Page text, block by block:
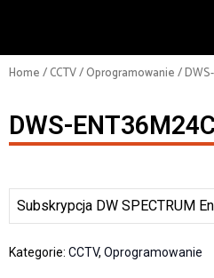
Home/CCTV/Oprogramowanie/
DWS-
Subskrypcja DW SPECTRUM
Kategorie: CCTV, Oprogramowanie